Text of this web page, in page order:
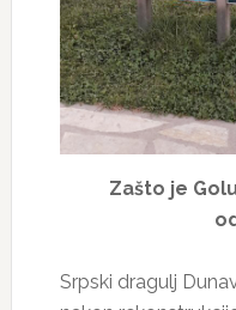
Zašto je
Srpski dragulj